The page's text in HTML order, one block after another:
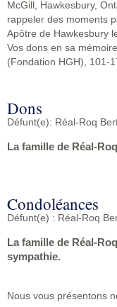
McGill, Hawkesbury,
rappeler des moments
Apôtre de Hawkesbury
Vos dons en sa
(Fondation HGH), 101-
Dons
Défunt(e): Réal-Roq
La famille de Réal-
Condoléances
Défunt(e) : Réal-Roq
La famille de Réal-
sympathie.
Nous vous présentons